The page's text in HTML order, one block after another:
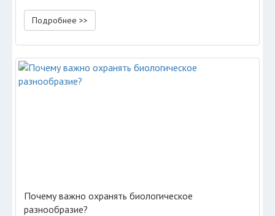
Подробнее >>
Почему важно охранять биологическое
разнообразие?